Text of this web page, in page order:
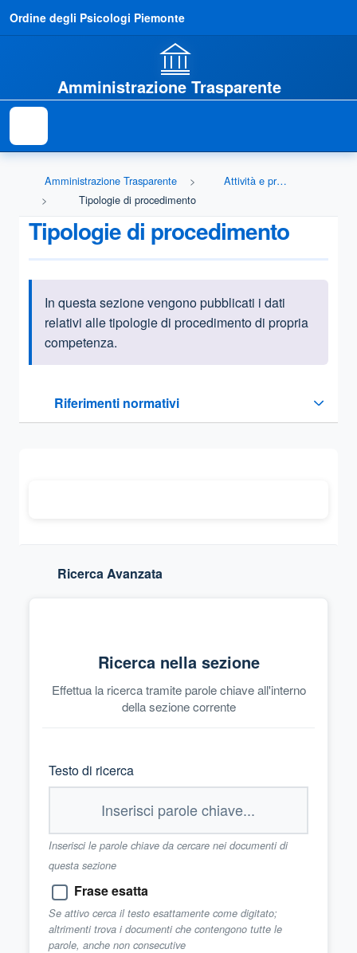
Ordine degli Psicologi Piemonte
Amministrazione Trasparente
Amministrazione Trasparente
Attività e procedimenti
Tipologie di procedimento
Tipologie di procedimento
Informazioni introduttive
In questa sezione vengono pubblicati i dati
relativi alle tipologie di procedimento di propria
competenza.
Riferimenti normativi
Sezione compressa
Ricerca Avanzata
Ricerca nella sezione
Effettua la ricerca tramite parole chiave all'interno
della sezione corrente
Testo di ricerca
Inserisci le parole chiave da cercare nei documenti di
questa sezione
Frase esatta
Se attivo cerca il testo esattamente come digitato;
altrimenti trova i documenti che contengono tutte le
parole, anche non consecutive